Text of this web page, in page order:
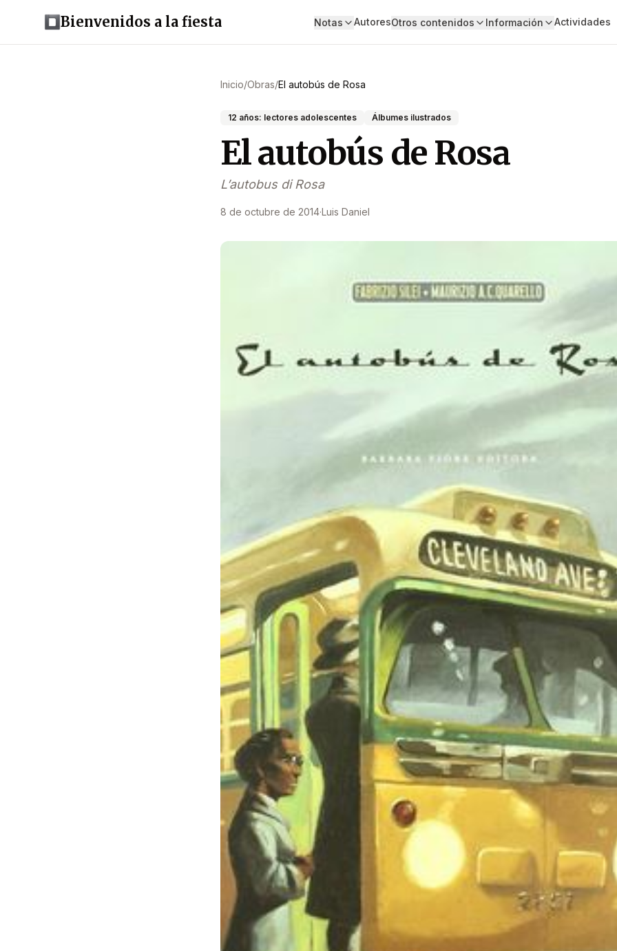
Bienvenidos a la fiesta Notas AutoresOtros contenidos Información Actividades
Inicio/Obras/El autobús de Rosa
12 años: lectores adolescentes Álbumes ilustrados
El autobús de Rosa
L’autobus di Rosa
8 de octubre de 2014·Luis Daniel